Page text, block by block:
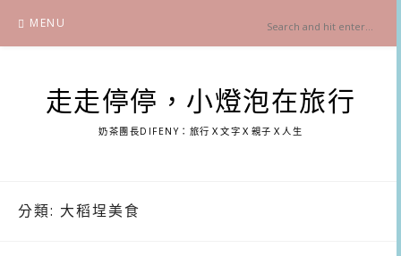
content
MENU
走走停停，小燈泡在旅行
奶茶團長DIFENY：旅行Ｘ文字Ｘ親子Ｘ人生
分類: 大稻埕美食